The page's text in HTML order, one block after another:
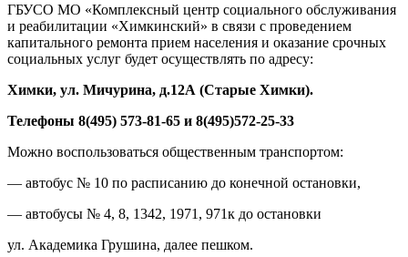
ГБУСО МО «Комплексный центр социального обслуживания
и реабилитации «Химкинский» в связи с проведением
капитального ремонта прием населения и оказание срочных
социальных услуг будет осуществлять по адресу:
Химки, ул. Мичурина, д.12А (Старые Химки).
Телефоны 8(495) 573-81-65 и 8(495)572-25-33
Можно воспользоваться общественным транспортом:
— автобус № 10 по расписанию до конечной остановки,
— автобусы № 4, 8, 1342, 1971, 971к до остановки
ул. Академика Грушина, далее пешком.